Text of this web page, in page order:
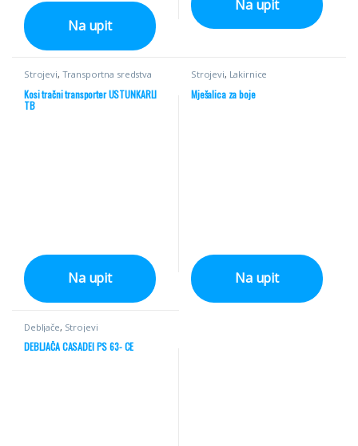
Na upit
Na upit
Strojevi, Transportna sredstva
Kosi tračni transporter USTUNKARLI
TB
Na upit
Strojevi, Lakirnice
Mješalica za boje
Na upit
Debljače, Strojevi
DEBLJAČA CASADEI PS 63- CE